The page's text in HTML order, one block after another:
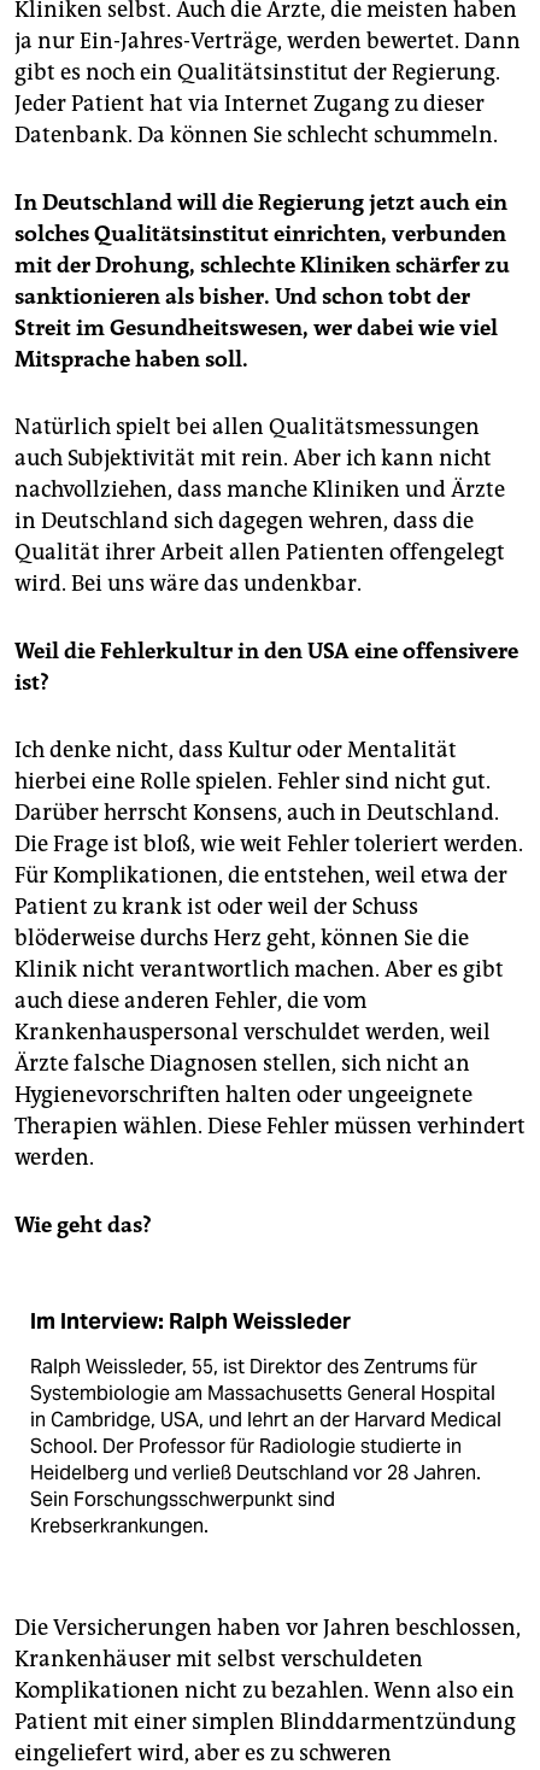
Kliniken selbst. Auch die Ärzte, die meisten haben
ja nur Ein-Jahres-Verträge, werden bewertet. Dann
gibt es noch ein Qualitätsinstitut der Regierung.
Jeder Patient hat via Internet Zugang zu dieser
Datenbank. Da können Sie schlecht schummeln.
In Deutschland will die Regierung jetzt auch ein
solches Qualitätsinstitut einrichten, verbunden
mit der Drohung, schlechte Kliniken schärfer zu
sanktionieren als bisher. Und schon tobt der
Streit im Gesundheitswesen, wer dabei wie viel
Mitsprache haben soll.
Natürlich spielt bei allen Qualitätsmessungen
auch Subjektivität mit rein. Aber ich kann nicht
nachvollziehen, dass manche Kliniken und Ärzte
in Deutschland sich dagegen wehren, dass die
Qualität ihrer Arbeit allen Patienten offengelegt
wird. Bei uns wäre das undenkbar.
Weil die Fehlerkultur in den USA eine offensivere
ist?
Ich denke nicht, dass Kultur oder Mentalität
hierbei eine Rolle spielen. Fehler sind nicht gut.
Darüber herrscht Konsens, auch in Deutschland.
Die Frage ist bloß, wie weit Fehler toleriert werden.
Für Komplikationen, die entstehen, weil etwa der
Patient zu krank ist oder weil der Schuss
blöderweise durchs Herz geht, können Sie die
Klinik nicht verantwortlich machen. Aber es gibt
auch diese anderen Fehler, die vom
Krankenhauspersonal verschuldet werden, weil
Ärzte falsche Diagnosen stellen, sich nicht an
Hygienevorschriften halten oder ungeeignete
Therapien wählen. Diese Fehler müssen verhindert
werden.
Wie geht das?
Im Interview: Ralph Weissleder
Ralph Weissleder, 55, ist Direktor des Zentrums für
Systembiologie am Massachusetts General Hospital
in Cambridge, USA, und lehrt an der Harvard Medical
School. Der Professor für Radiologie studierte in
Heidelberg und verließ Deutschland vor 28 Jahren.
Sein Forschungsschwerpunkt sind
Krebserkrankungen.
Die Versicherungen haben vor Jahren beschlossen,
Krankenhäuser mit selbst verschuldeten
Komplikationen nicht zu bezahlen. Wenn also ein
Patient mit einer simplen Blinddarmentzündung
eingeliefert wird, aber es zu schweren